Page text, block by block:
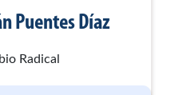
Puentes Díaz
Radical